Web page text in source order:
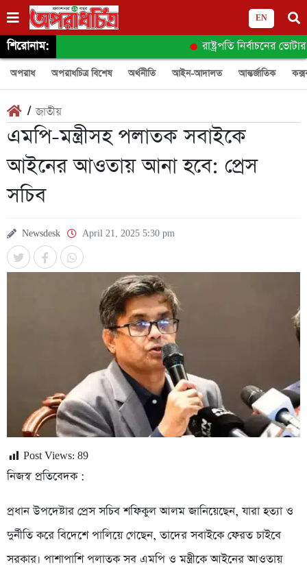
EN
শিরোনাম: রাষ্ট্রপতি নির্বাচনের
অপরাধ অপরাধচিত্র বিশেষ অর্থনীতি আইন-আদালত আন্তর্জাতিক
/জাতীয়
এমপি-মন্ত্রীসহ পলাতক সবাইকে
আইনের আওতায় আনা হবে: প্রেস
সচিব
Newsdesk April 21, 2025 5:30 pm
Post Views: 89
নিজস্ব প্রতিবেদক :
প্রধান উপদেষ্টার প্রেস সচিব শফিকুল আলম জানিয়েছেন, যারা হত্যা ও
দুর্নীতি করে বিদেশে পালিয়ে গেছেন, তাদের সবাইকে ফেরত চাইবে
সরকার। পাশাপাশি পলাতক সব এমপি ও মন্ত্রীকে আইনের আওতায়